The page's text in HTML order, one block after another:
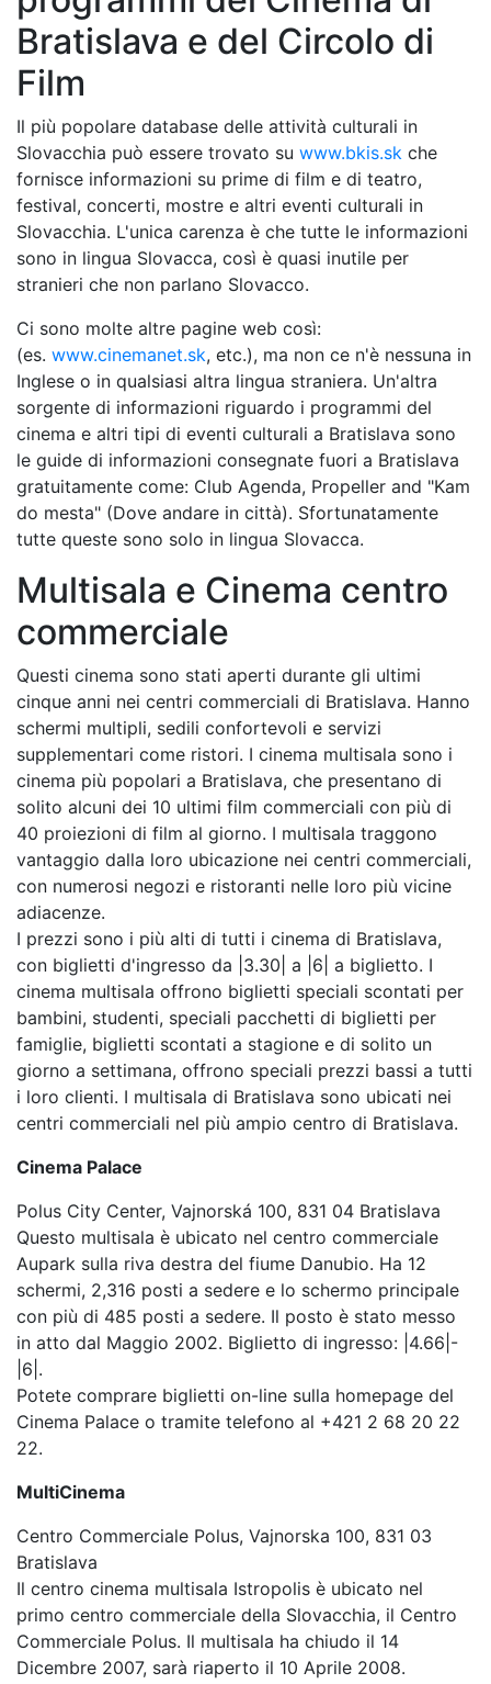
Bratislava e del Circolo di
Film
Il più popolare database delle attività culturali in
Slovacchia può essere trovato su www.bkis.sk che
fornisce informazioni su prime di film e di teatro,
festival, concerti, mostre e altri eventi culturali in
Slovacchia. L'unica carenza è che tutte le informazioni
sono in lingua Slovacca, così è quasi inutile per
stranieri che non parlano Slovacco.
Ci sono molte altre pagine web così:
(es. www.cinemanet.sk, etc.), ma non ce n'è nessuna in
Inglese o in qualsiasi altra lingua straniera. Un'altra
sorgente di informazioni riguardo i programmi del
cinema e altri tipi di eventi culturali a Bratislava sono
le guide di informazioni consegnate fuori a Bratislava
gratuitamente come: Club Agenda, Propeller and "Kam
do mesta" (Dove andare in città). Sfortunatamente
tutte queste sono solo in lingua Slovacca.
Multisala e Cinema centro
commerciale
Questi cinema sono stati aperti durante gli ultimi
cinque anni nei centri commerciali di Bratislava. Hanno
schermi multipli, sedili confortevoli e servizi
supplementari come ristori. I cinema multisala sono i
cinema più popolari a Bratislava, che presentano di
solito alcuni dei 10 ultimi film commerciali con più di
40 proiezioni di film al giorno. I multisala traggono
vantaggio dalla loro ubicazione nei centri commerciali,
con numerosi negozi e ristoranti nelle loro più vicine
adiacenze.
I prezzi sono i più alti di tutti i cinema di Bratislava,
con biglietti d'ingresso da |3.30| a |6| a biglietto. I
cinema multisala offrono biglietti speciali scontati per
bambini, studenti, speciali pacchetti di biglietti per
famiglie, biglietti scontati a stagione e di solito un
giorno a settimana, offrono speciali prezzi bassi a tutti
i loro clienti. I multisala di Bratislava sono ubicati nei
centri commerciali nel più ampio centro di Bratislava.
Cinema Palace
Polus City Center, Vajnorská 100, 831 04 Bratislava
Questo multisala è ubicato nel centro commerciale
Aupark sulla riva destra del fiume Danubio. Ha 12
schermi, 2,316 posti a sedere e lo schermo principale
con più di 485 posti a sedere. Il posto è stato messo
in atto dal Maggio 2002. Biglietto di ingresso: |4.66|-
|6|.
Potete comprare biglietti on-line sulla homepage del
Cinema Palace o tramite telefono al +421 2 68 20 22
22.
MultiCinema
Centro Commerciale Polus, Vajnorska 100, 831 03
Bratislava
Il centro cinema multisala Istropolis è ubicato nel
primo centro commerciale della Slovacchia, il Centro
Commerciale Polus. Il multisala ha chiudo il 14
Dicembre 2007, sarà riaperto il 10 Aprile 2008.